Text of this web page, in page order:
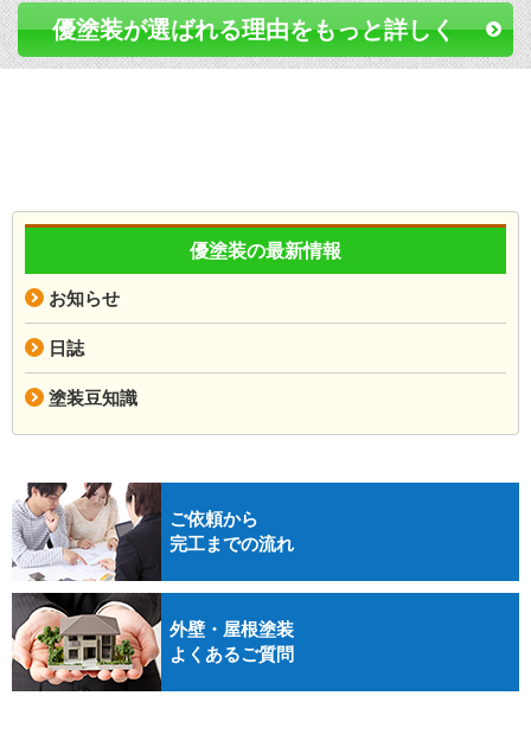
優塗装が選ばれる理由をもっと詳しく
優塗装の最新情報
お知らせ
日誌
塗装豆知識
ご依頼から
完工までの流れ
外壁・屋根塗装
よくあるご質問